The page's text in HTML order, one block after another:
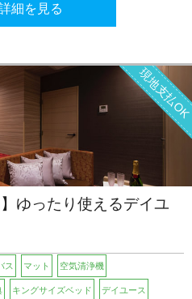
細を見る
現地支払OK
ゆったり使えるデイユ
ス マット 空気清浄機
キングサイズベッド デイユース